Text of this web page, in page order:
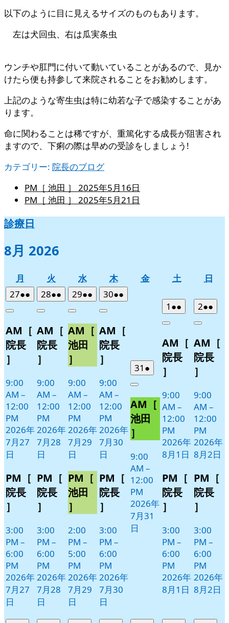
以下のように目に見えるサイズのものもあります。
左は犬回虫、右は瓜実条虫
ウンチや肛門に付いて動いていることがあるので、見か
けたら便も持参して来院されることをお勧めします。
上記のような寄生虫は特に幼若な子で感染することがあ
ります。
命に関わることは稀ですが、重篤化する成長が阻害され
ますので、下痢の際は早めの受診をしましょう!
カテゴリー: 院長のブログ
PM［ 池田 ］ 2025年5月16日
PM［ 池田 ］ 2025年5月21日
診療日
8月 2026
月
曜
日
火
曜
日
水水
曜
日
木木
曜
日
金金
土土
日
日
日
272026
年
月
27
日
●●
件
イ
ベ
ト)
Close
AM［
院長
］
9:00
AM –
12:00
PM
2026年
7月27
日
PM［
院長
］
3:00
PM –
6:00
PM
2026年
7月27
日
282026
年
月
28
日
●●
件
イ
ベ
ト)
Close
AM［
院長
］
9:00
AM –
12:00
PM
2026年
7月28
日
PM［
院長
］
3:00
PM –
6:00
PM
2026年
7月28
日
292026
年
月
29
日
●●
件
イ
ベ
ト)
Close
AM［
池田
］
9:00
AM –
12:00
PM
2026年
7月29
日
PM［
池田
］
2:00
PM –
5:00
PM
2026年
7月29
日
302026
年
月
30
日
●●
件
イ
Close
AM［
院長
］
9:00
AM –
12:00
PM
2026年
7月30
日
PM［
院長
］
3:00
PM –
6:00
PM
2026年
7月30
日
31 2026
年
月
31
日
●
件
イ
ベ
ト)
Close
AM［
池田
］
9:00
AM –
12:00
PM
2026年
7月31
日
1 2026
年
月
1
日
●●
件
イ
ベ
Close
AM［
院長
］
9:00
AM –
12:00
PM
2026年
8月1日
PM［
院長
］
3:00
PM –
6:00
PM
2026年
8月1日
22026
年
月
2
日
●●
件
イ
ベ
Close
AM［
院長
］
9:00
AM –
12:00
PM
2026年
8月2日
PM［
院長
］
3:00
PM –
6:00
PM
2026年
8月2日